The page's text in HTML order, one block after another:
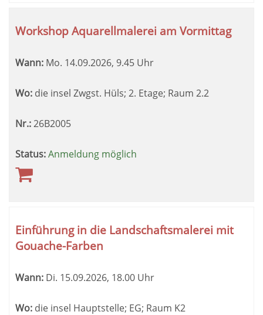
Workshop Aquarellmalerei am Vormittag
Wann: Mo. 14.09.2026, 9.45 Uhr
Wo: die insel Zwgst. Hüls; 2. Etage; Raum 2.2
Nr.:26B2005
Status:Anmeldung möglich
Einführung in die Landschaftsmalerei mit
Gouache-Farben
Wann: Di. 15.09.2026, 18.00 Uhr
Wo: die insel Hauptstelle; EG; Raum K2